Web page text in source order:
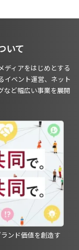
いて
ディアをはじめとする
イベント運営、ネット
など幅広い事業を展開
ンド価値を創造す